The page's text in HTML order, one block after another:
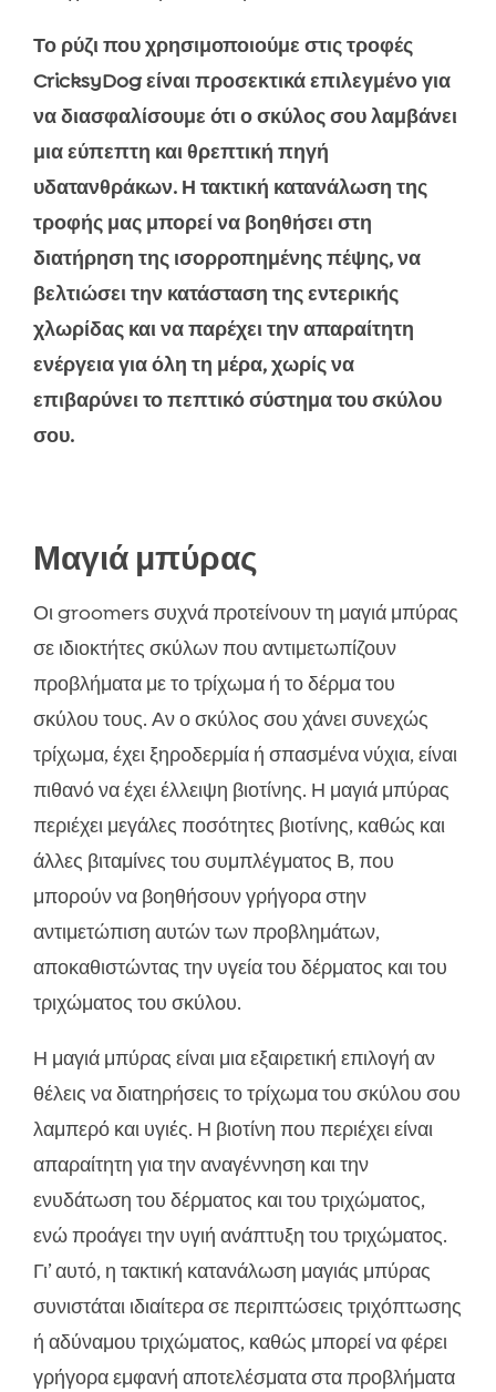
Το ρύζι που χρησιμοποιούμε στις τροφές
CricksyDog είναι προσεκτικά επιλεγμένο για
να διασφαλίσουμε ότι ο σκύλος σου λαμβάνει
μια εύπεπτη και θρεπτική πηγή
υδατανθράκων. Η τακτική κατανάλωση της
τροφής μας μπορεί να βοηθήσει στη
διατήρηση της ισορροπημένης πέψης, να
βελτιώσει την κατάσταση της εντερικής
χλωρίδας και να παρέχει την απαραίτητη
ενέργεια για όλη τη μέρα, χωρίς να
επιβαρύνει το πεπτικό σύστημα του σκύλου
σου.
Μαγιά μπύρας
Οι groomers συχνά προτείνουν τη μαγιά μπύρας
σε ιδιοκτήτες σκύλων που αντιμετωπίζουν
προβλήματα με το τρίχωμα ή το δέρμα του
σκύλου τους. Αν ο σκύλος σου χάνει συνεχώς
τρίχωμα, έχει ξηροδερμία ή σπασμένα νύχια, είναι
πιθανό να έχει έλλειψη βιοτίνης. Η μαγιά μπύρας
περιέχει μεγάλες ποσότητες βιοτίνης, καθώς και
άλλες βιταμίνες του συμπλέγματος Β, που
μπορούν να βοηθήσουν γρήγορα στην
αντιμετώπιση αυτών των προβλημάτων,
αποκαθιστώντας την υγεία του δέρματος και του
τριχώματος του σκύλου.
Η μαγιά μπύρας είναι μια εξαιρετική επιλογή αν
θέλεις να διατηρήσεις το τρίχωμα του σκύλου σου
λαμπερό και υγιές. Η βιοτίνη που περιέχει είναι
απαραίτητη για την αναγέννηση και την
ενυδάτωση του δέρματος και του τριχώματος,
ενώ προάγει την υγιή ανάπτυξη του τριχώματος.
Γι’ αυτό, η τακτική κατανάλωση μαγιάς μπύρας
συνιστάται ιδιαίτερα σε περιπτώσεις τριχόπτωσης
ή αδύναμου τριχώματος, καθώς μπορεί να φέρει
γρήγορα εμφανή αποτελέσματα στα προβλήματα